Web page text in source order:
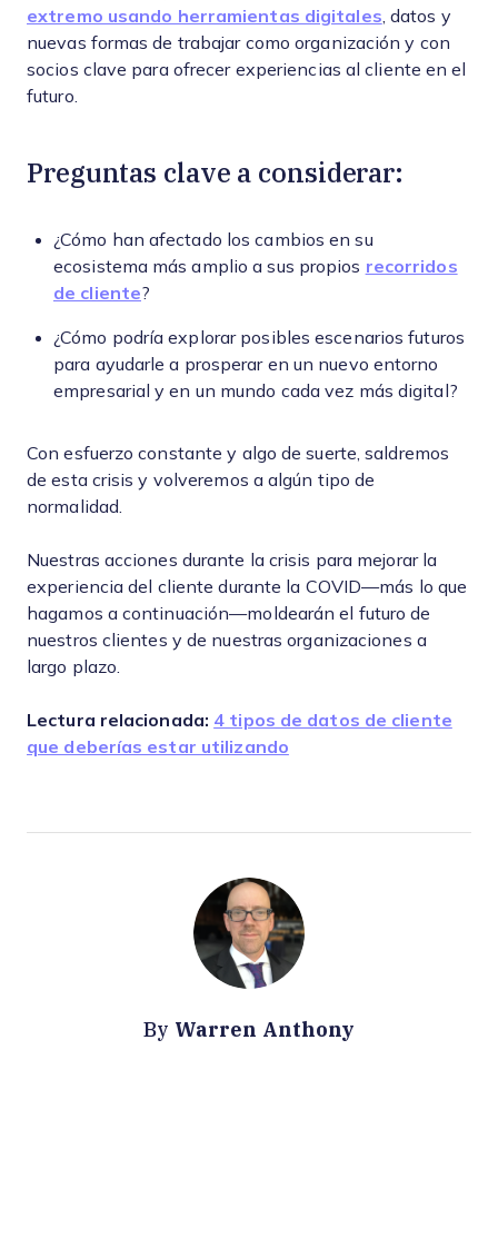
extremo usando herramientas digitales , datos y
nuevas formas de trabajar como organización y con
socios clave para ofrecer experiencias al cliente en el
futuro.
Preguntas clave a considerar:
¿Cómo han afectado los cambios en su
ecosistema más amplio a sus propios recorridos
de cliente?
¿Cómo podría explorar posibles escenarios futuros
para ayudarle a prosperar en un nuevo entorno
empresarial y en un mundo cada vez más digital?
Con esfuerzo constante y algo de suerte, saldremos
de esta crisis y volveremos a algún tipo de
normalidad.
Nuestras acciones durante la crisis para mejorar la
experiencia del cliente durante la COVID—más lo que
hagamos a continuación—moldearán el futuro de
nuestros clientes y de nuestras organizaciones a
largo plazo.
Lectura relacionada: 4 tipos de datos de cliente
que deberías estar utilizando
By Warren Anthony